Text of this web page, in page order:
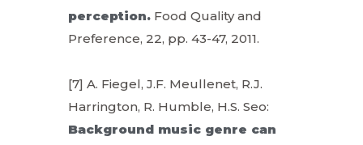
perception. Food Quality and
Preference, 22, pp. 43-47, 2011.
[7] A. Fiegel, J.F. Meullenet, R.J.
Harrington, R. Humble, H.S. Seo:
Background music genre can